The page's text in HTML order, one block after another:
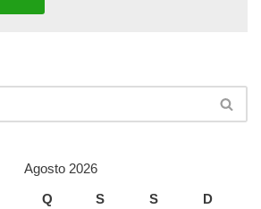
Agosto 2026
Q S S D